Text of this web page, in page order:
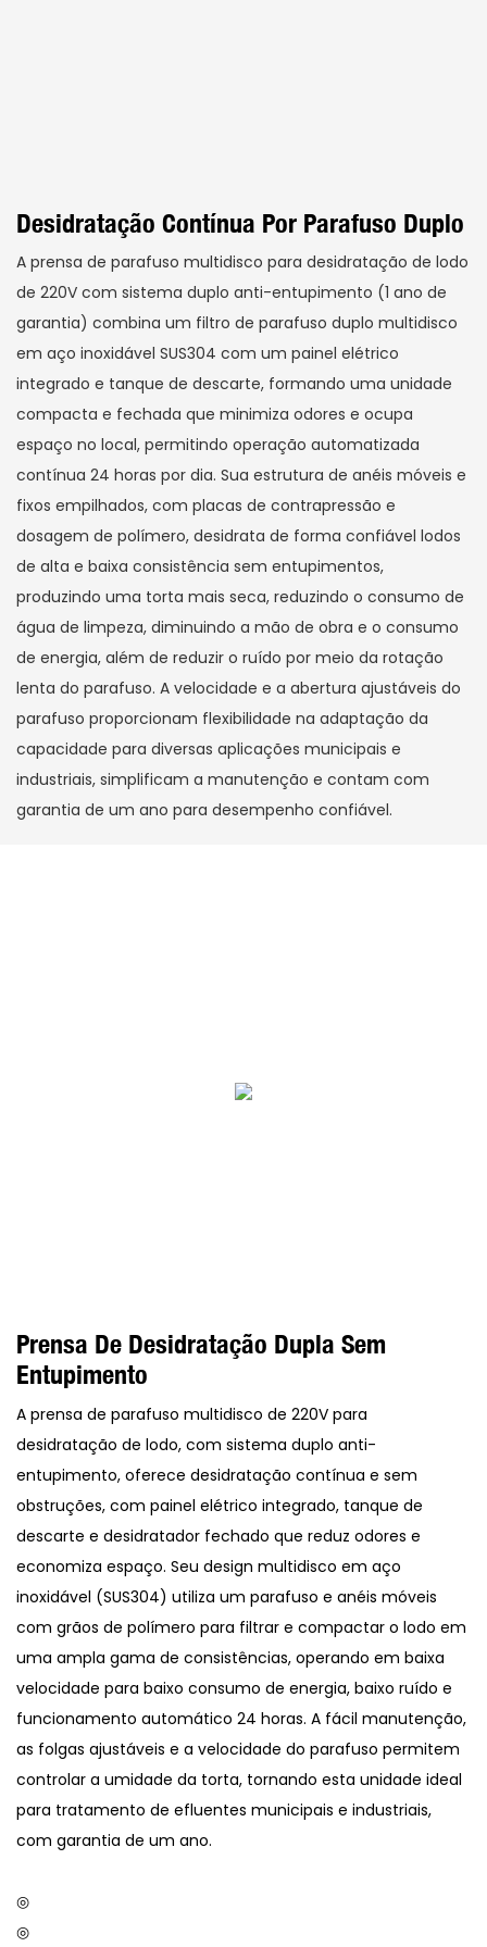
Desidratação Contínua Por Parafuso Duplo
A prensa de parafuso multidisco para desidratação de lodo
de 220V com sistema duplo anti-entupimento (1 ano de
garantia) combina um filtro de parafuso duplo multidisco
em aço inoxidável SUS304 com um painel elétrico
integrado e tanque de descarte, formando uma unidade
compacta e fechada que minimiza odores e ocupa
espaço no local, permitindo operação automatizada
contínua 24 horas por dia. Sua estrutura de anéis móveis e
fixos empilhados, com placas de contrapressão e
dosagem de polímero, desidrata de forma confiável lodos
de alta e baixa consistência sem entupimentos,
produzindo uma torta mais seca, reduzindo o consumo de
água de limpeza, diminuindo a mão de obra e o consumo
de energia, além de reduzir o ruído por meio da rotação
lenta do parafuso. A velocidade e a abertura ajustáveis ​​do
parafuso proporcionam flexibilidade na adaptação da
capacidade para diversas aplicações municipais e
industriais, simplificam a manutenção e contam com
garantia de um ano para desempenho confiável.
Prensa De Desidratação Dupla Sem
Entupimento
A prensa de parafuso multidisco de 220V para
desidratação de lodo, com sistema duplo anti-
entupimento, oferece desidratação contínua e sem
obstruções, com painel elétrico integrado, tanque de
descarte e desidratador fechado que reduz odores e
economiza espaço. Seu design multidisco em aço
inoxidável (SUS304) utiliza um parafuso e anéis móveis
com grãos de polímero para filtrar e compactar o lodo em
uma ampla gama de consistências, operando em baixa
velocidade para baixo consumo de energia, baixo ruído e
funcionamento automático 24 horas. A fácil manutenção,
as folgas ajustáveis ​​e a velocidade do parafuso permitem
controlar a umidade da torta, tornando esta unidade ideal
para tratamento de efluentes municipais e industriais,
com garantia de um ano.
◎
◎